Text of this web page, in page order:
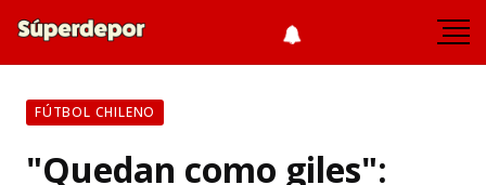
FÚTBOL CHILENO
"Quedan como giles":